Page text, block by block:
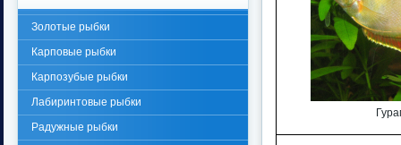
Золотые рыбки
Карповые рыбки
Карпозубые рыбки
Лабиринтовые рыбки
Радужные рыбки